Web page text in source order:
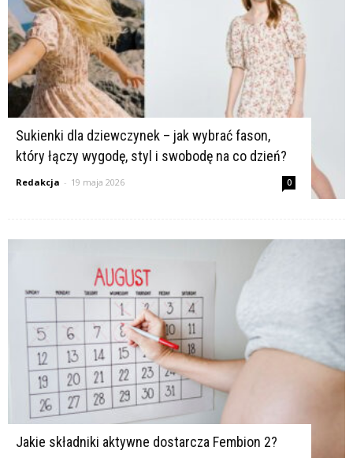
Sukienki dla dziewczynek – jak wybrać fason,
który łączy wygodę, styl i swobodę na co dzień?
Redakcja - 19 maja 2026 0
Jakie składniki aktywne dostarcza Fembion 2?